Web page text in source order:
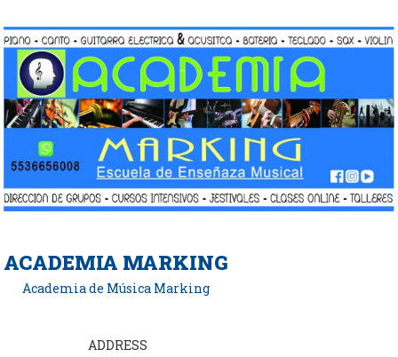
al
contenido
ACADEMIA MARKING
Academia de Música Marking